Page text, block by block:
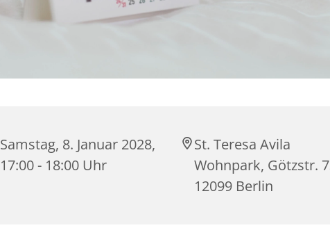
Samstag, 8. Januar 2028,
17:00 - 18:00 Uhr
St. Teresa Avila
Wohnpark, Götzstr.
12099 Berlin